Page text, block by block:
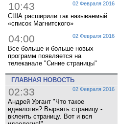
02 Февраля 2016
10:43
США расширили так называемый
«список Магнитского»
02 Февраля 2016
04:00
Все больше и больше новых
программ появляется на
телеканале "Синие страницы"
ГЛАВНАЯ НОВОСТЬ
02 Февраля 2016
02:33
Андрей Ургант "Что такое
идеалогия? Вырвать страницу -
вклеить страницу. Вот и вся